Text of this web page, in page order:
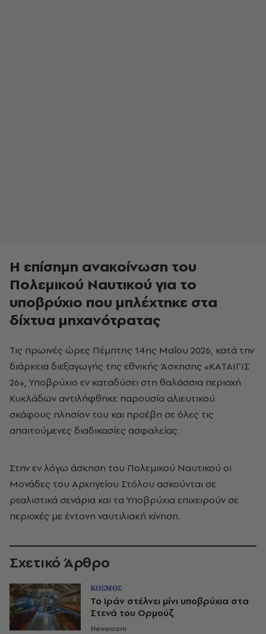
Η επίσημη ανακοίνωση του
Πολεμικού Ναυτικού για το
υποβρύχιο που μπλέχτηκε στα
δίχτυα μηχανότρατας
Τις πρωινές ώρες Πέμπτης 14ης Μαΐου 2026, κατά την
διάρκεια διεξαγωγής της εθνικής Άσκησης «ΚΑΤΑΙΓΙΣ
26», Υποβρύχιο εν καταδύσει στη θαλάσσια περιοχή
Κυκλάδων αντιλήφθηκε παρουσία αλιευτικού
σκάφους πλησίον του και προέβη σε όλες τις
απαιτούμενες διαδικασίες ασφαλείας.
Στην εν λόγω άσκηση του Πολεμικού Ναυτικού οι
Μονάδες του Αρχηγείου Στόλου ασκούνται σε
ρεαλιστικά σενάρια και τα Υποβρύχια επιχειρούν σε
περιοχές με έντονη ναυτιλιακή κίνηση.
Σχετικό Άρθρο
ΚΟΣΜΟΣ
Το Ιράν στέλνει μίνι υποβρύχια στα
Στενά του Ορμούζ
Newsroom